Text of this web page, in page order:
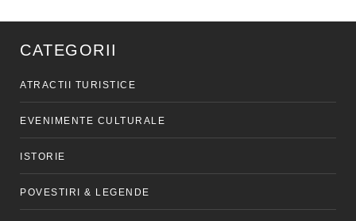
CATEGORII
ATRACTII TURISTICE
EVENIMENTE CULTURALE
ISTORIE
POVESTIRI & LEGENDE